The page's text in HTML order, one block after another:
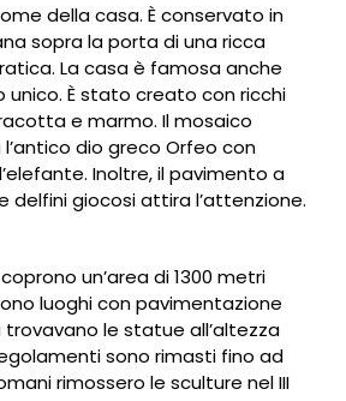
della casa. È conservato in
sopra la porta di una ricca
La casa è famosa anche
unico. È stato creato con ricchi
e marmo. Il mosaico
dio greco Orfeo con
Inoltre, il pavimento a
delfini giocosi attira l’attenzione.
un’area di 1300 metri
luoghi con pavimentazione
le statue all’altezza
sono rimasti fino ad
rimossero le sculture nel III